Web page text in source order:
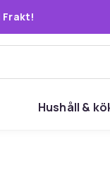
Frakt!
Hushåll &